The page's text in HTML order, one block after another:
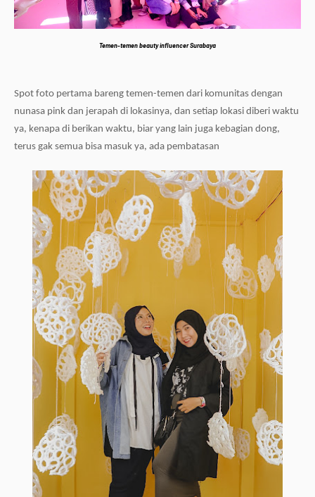
Temen-temen beauty influencer Surabaya
Spot foto pertama bareng temen-temen dari komunitas dengan
nunasa pink dan jerapah di lokasinya, dan setiap lokasi diberi waktu
ya, kenapa di berikan waktu, biar yang lain juga kebagian dong,
terus gak semua bisa masuk ya, ada pembatasan